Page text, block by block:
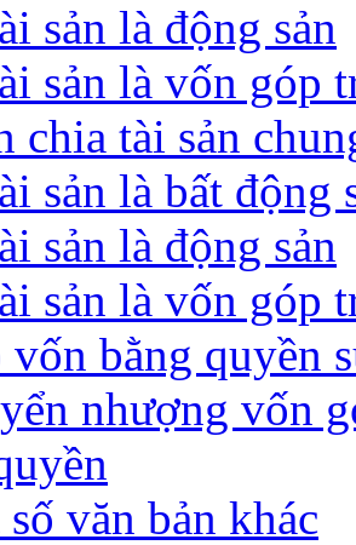
sản là động sản
sản là vốn góp
chia tài sản
sản là bất động
sản là động sản
sản là vốn góp
vốn bằng quyền
nhượng vốn
văn bản khác